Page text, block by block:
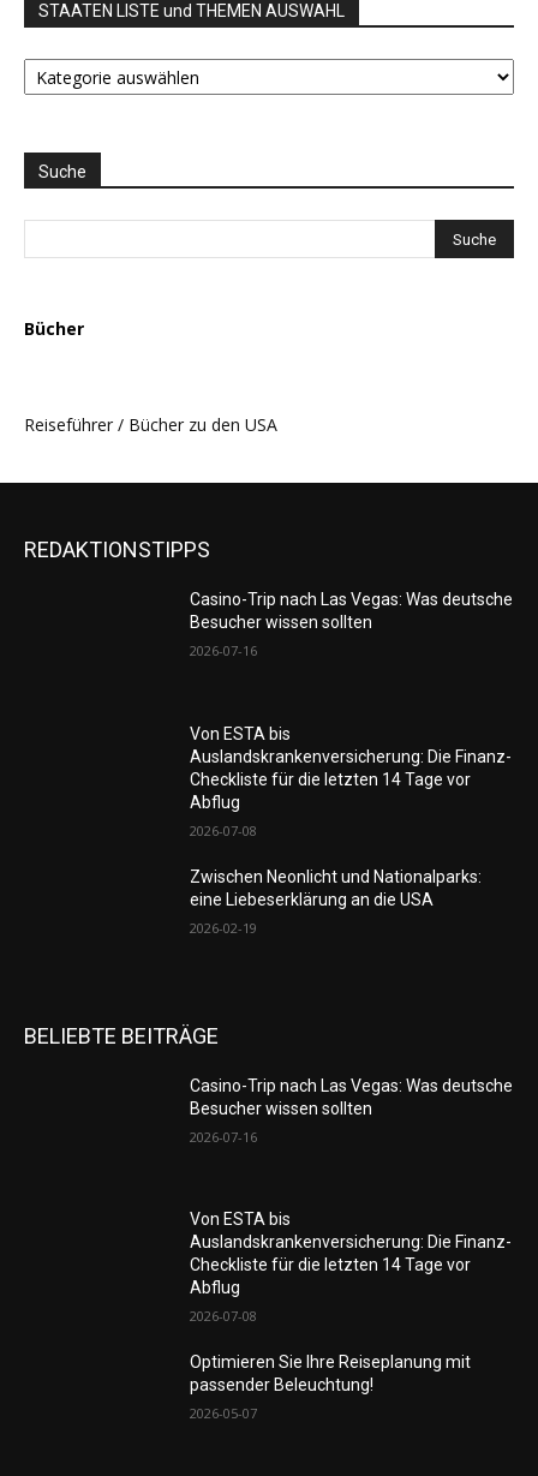
STAATEN LISTE und THEMEN AUSWAHL
STAATEN
LISTE
AUSWAHL
Suche
Bücher
Reiseführer / Bücher zu den USA
REDAKTIONSTIPPS
Casino-Trip nach Las Vegas: Was deutsche
Besucher wissen sollten
2026-07-16
Von ESTA bis
Auslandskrankenversicherung: Die Finanz-
Checkliste für die letzten 14 Tage vor
Abflug
2026-07-08
Zwischen Neonlicht und Nationalparks:
eine Liebeserklärung an die USA
2026-02-19
BELIEBTE BEITRÄGE
Casino-Trip nach Las Vegas: Was deutsche
Besucher wissen sollten
2026-07-16
Von ESTA bis
Auslandskrankenversicherung: Die Finanz-
Checkliste für die letzten 14 Tage vor
Abflug
2026-07-08
Optimieren Sie Ihre Reiseplanung mit
passender Beleuchtung!
2026-05-07